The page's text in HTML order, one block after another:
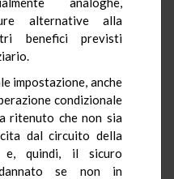
alternative alla
benefici previsti
impostazione, anche
condizionale
ritenuto che non sia
dal circuito della
e, quindi, il sicuro
se non in